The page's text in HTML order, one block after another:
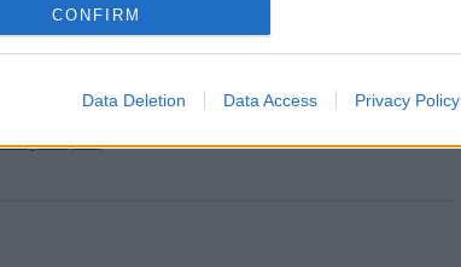
CONFIRM
Data Deletion Data Access Privacy Policy
laiptinė ir butas išvėdinti.
žymių